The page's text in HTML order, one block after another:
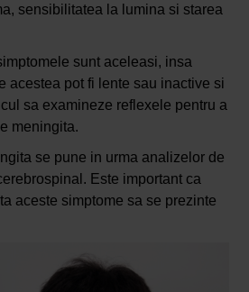
sensibilitatea la lumina si starea
sunt aceleasi, insa
acestea pot fi lente sau inactive si
sa examineze reflexele pentru a
meningita.
se pune in urma analizelor de
Este important ca
aceste simptome sa se prezinte